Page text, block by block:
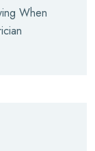
When